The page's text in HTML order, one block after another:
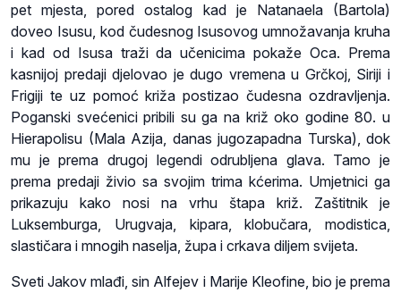
pet mjesta, pored ostalog kad je Natanaela (Bartola)
doveo Isusu, kod čudesnog Isusovog umnožavanja kruha
i kad od Isusa traži da učenicima pokaže Oca. Prema
kasnijoj predaji djelovao je dugo vremena u Grčkoj, Siriji i
Frigiji te uz pomoć križa postizao čudesna ozdravljenja.
Poganski svećenici pribili su ga na križ oko godine 80. u
Hierapolisu (Mala Azija, danas jugozapadna Turska), dok
mu je prema drugoj legendi odrubljena glava. Tamo je
prema predaji živio sa svojim trima kćerima. Umjetnici ga
prikazuju kako nosi na vrhu štapa križ. Zaštitnik je
Luksemburga, Urugvaja, kipara, klobučara, modistica,
slastičara i mnogih naselja, župa i crkava diljem svijeta.
Sveti Jakov mlađi, sin Alfejev i Marije Kleofine, bio je prema